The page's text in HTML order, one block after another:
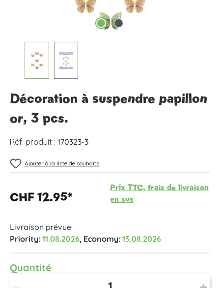
Décoration à suspendre papillon
or, 3 pcs.
Réf. produit : 170323-3
Ajouter à la liste de souhaits
CHF 12.95*
Prix TTC, frais de livraison
en sus
Livraison prévue
Priority: 11.08.2026, Economy: 13.08.2026
Quantité